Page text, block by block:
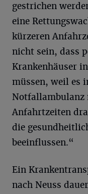
gestrichen
eine
kürzeren
nicht sein, dass
Krankenhäuser
müssen, weil es
Notfallambulanz
Anfahrtzeiten
die
beeinflussen.“
Ein
nach Neuss